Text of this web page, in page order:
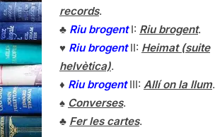
records.
♣ Riu brogentI: Riu brogent.
♥ Riu brogentII: Heimat (suite
helvètica).
♦ Riu brogentIII: Allí on la llum.
♠ Converses.
♣ Fer les cartes.